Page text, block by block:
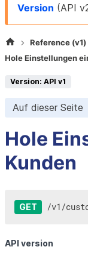
Version (API
Reference (v1)
Hole Einstellungen
Version: API v1
Auf dieser Seite
Hole
Kunden
GET /v1 /
API version